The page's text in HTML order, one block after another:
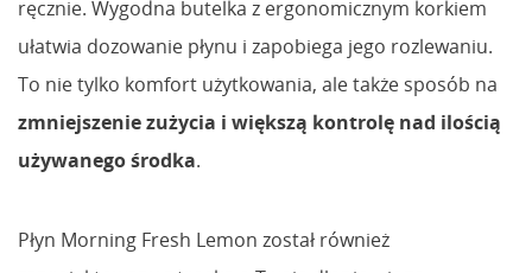
ręcznie. Wygodna butelka z ergonomicznym korkiem
ułatwia dozowanie płynu i zapobiega jego rozlewaniu.
To nie tylko komfort użytkowania, ale także sposób na
zmniejszenie zużycia i większą kontrolę nad ilością
używanego środka.
Płyn Morning Fresh Lemon został również